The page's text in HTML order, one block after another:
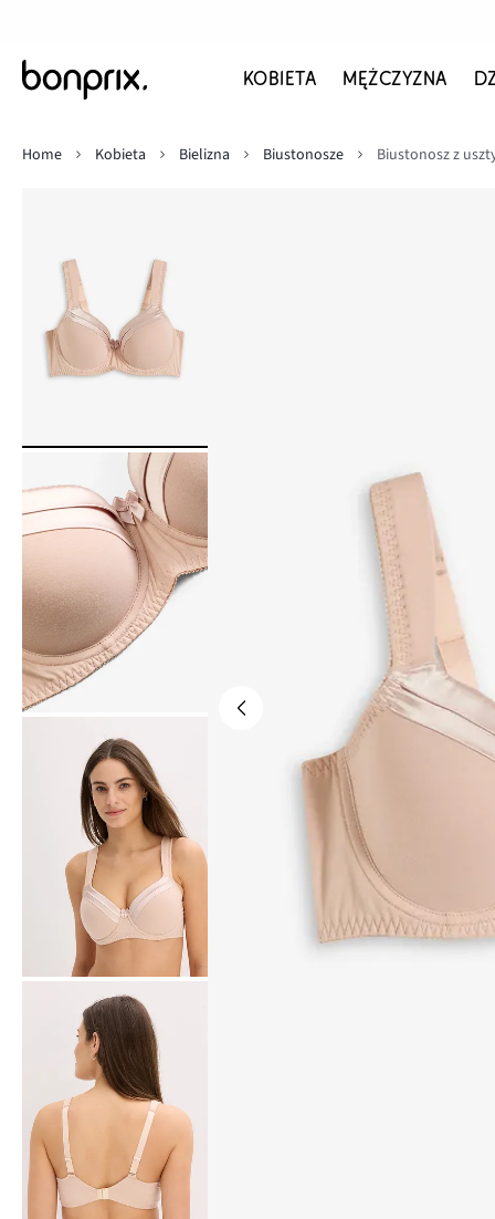
KOBIETA MĘŻCZYZNA
Home
Kobieta Bielizna Biustonosze Biustonosz z